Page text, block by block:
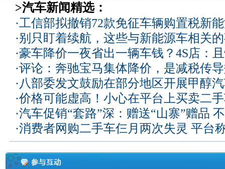
>汽车新闻精选：
·工信部拟撤销72款免征车辆购置税新
·别只盯着续航，这些与新能源车相关
·豪车降价一夜省出一辆车钱？4S店：
·评论：奔驰宝马集体降价，是减税传
·八部委发文鼓励在部分地区开展甲醇
·价格可能虚高！小心在平台上买卖二
·汽车促销“套路”深：赠送“山寨”赠品
·消费者网购二手车仨月两次失灵 平台